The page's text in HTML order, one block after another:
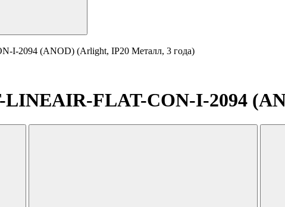
I-2094 (ANOD) (Arlight, IP20 Металл, 3 года)
FLAT-CON-I-2094